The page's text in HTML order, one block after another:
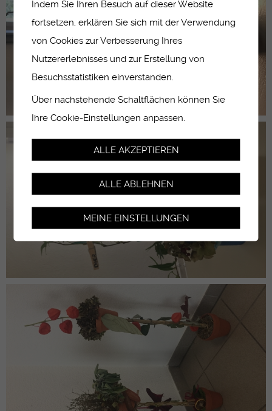
Indem Sie Ihren Besuch auf dieser Website
fortsetzen, erklären Sie sich mit der Verwendung
von Cookies zur Verbesserung Ihres
Nutzererlebnisses und zur Erstellung von
Besuchsstatistiken einverstanden.
Über nachstehende Schaltflächen können Sie
Ihre Cookie-Einstellungen anpassen.
ALLE AKZEPTIEREN
ALLE ABLEHNEN
MEINE EINSTELLUNGEN